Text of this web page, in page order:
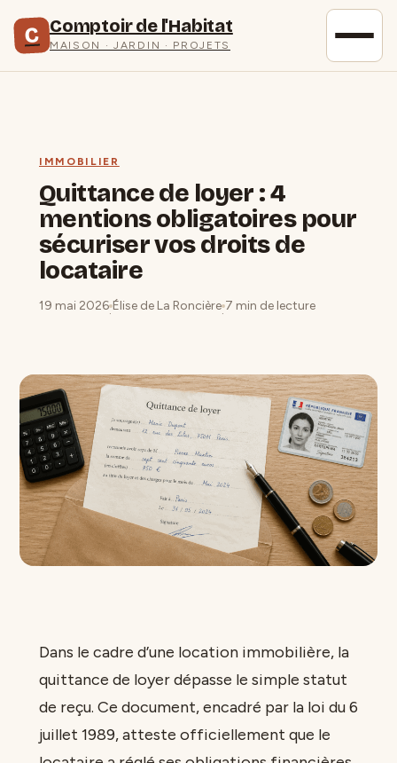
C Comptoir de l'Habitat
MAISON · JARDIN · PROJETS
IMMOBILIER
Quittance de loyer : 4
mentions obligatoires pour
sécuriser vos droits de
locataire
19 mai 2026
·
Élise de La Roncière
·
7 min de lecture
Dans le cadre d’une location immobilière, la
quittance de loyer dépasse le simple statut
de reçu. Ce document, encadré par la loi du 6
juillet 1989, atteste officiellement que le